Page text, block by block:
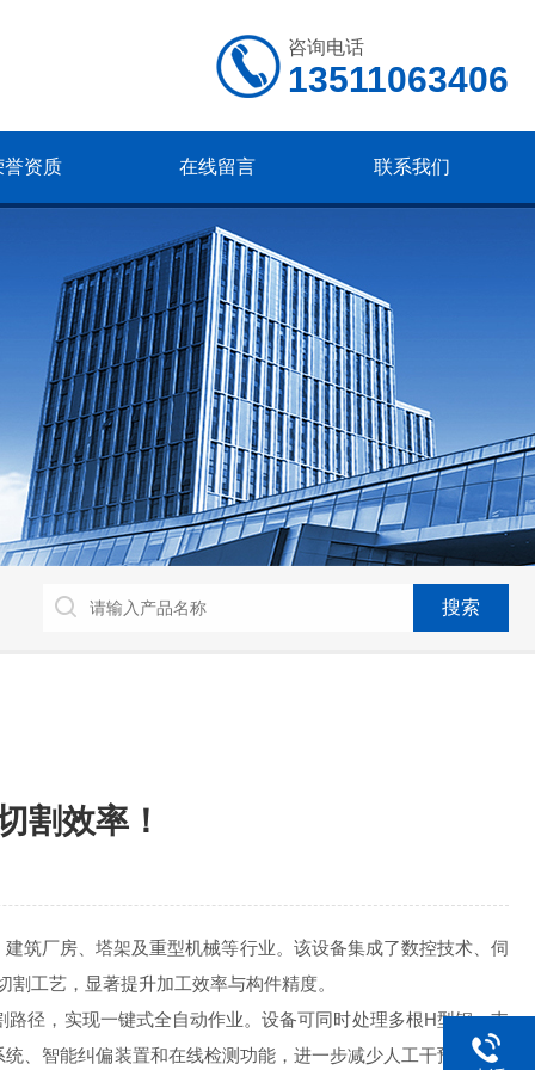
咨询电话
13511063406
誉资质 在线留言 联系我们
割效率！
筑厂房、塔架及重型机械等行业。该设备集成了数控技术、伺
工艺，显著提升加工效率与构件精度。
径，实现一键式全自动作业。设备可同时处理多根H型钢，支
、智能纠偏装置和在线检测功能，进一步减少人工干预，提高